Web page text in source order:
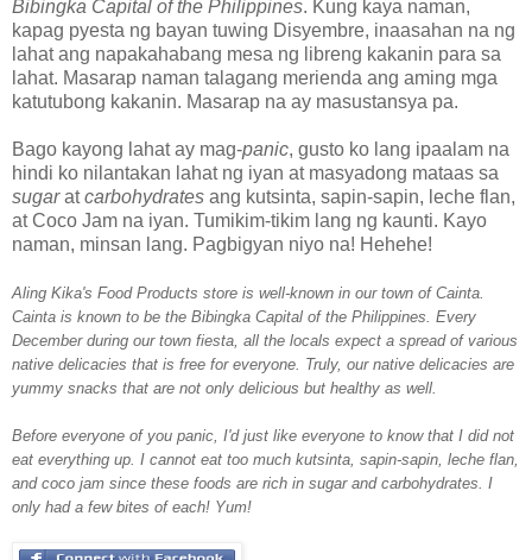
Bibingka Capital of the Philippines. Kung kaya naman,
kapag pyesta ng bayan tuwing Disyembre, inaasahan na ng
lahat ang napakahabang mesa ng libreng kakanin para sa
lahat. Masarap naman talagang merienda ang aming mga
katutubong kakanin. Masarap na ay masustansya pa.
Bago kayong lahat ay mag-panic, gusto ko lang ipaalam na
hindi ko nilantakan lahat ng iyan at masyadong mataas sa
sugaratcarbohydrates ang kutsinta, sapin-sapin, leche flan,
at Coco Jam na iyan. Tumikim-tikim lang ng kaunti. Kayo
naman, minsan lang. Pagbigyan niyo na! Hehehe!
Aling Kika's Food Products store is well-known in our town of Cainta.
Cainta is known to be the Bibingka Capital of the Philippines. Every
December during our town fiesta, all the locals expect a spread of various
native delicacies that is free for everyone. Truly, our native delicacies are
yummy snacks that are not only delicious but healthy as well.
Before everyone of you panic, I'd just like everyone to know that I did not
eat everything up. I cannot eat too much kutsinta, sapin-sapin, leche flan,
and coco jam since these foods are rich in sugar and carbohydrates. I
only had a few bites of each! Yum!